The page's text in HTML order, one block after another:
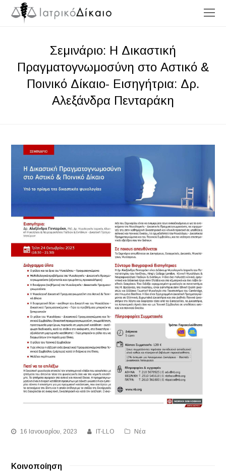
Σεμινάριο: Η Δικαστική
Πραγματογνωμοσύνη στο Αστικό &
Ποινικό Δίκαιο- Εισηγήτρια: Δρ.
Αλεξάνδρα Πενταράκη
16 Ιανουαρίου, 2023 IT-LLO Νέα
Κοινοποίηση